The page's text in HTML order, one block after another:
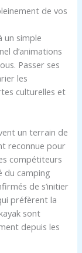
de vos
un simple
d’animations
Passer ses
les
culturelles et
un terrain de
reconnue pour
compétiteurs
du camping
de s’initier
préfèrent la
sont
depuis les